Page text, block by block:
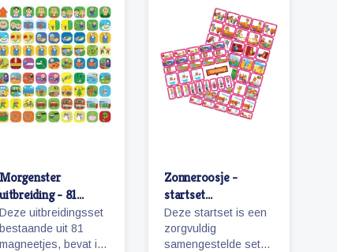
Morgenster
uitbreiding - 81
pictogrammen
Deze uitbreidingsset
bestaande uit 81
magneetjes, bevat in
Zonneroosje -
startset
pictogrammen
meisje
Deze startset is een
zorgvuldig
samengestelde set